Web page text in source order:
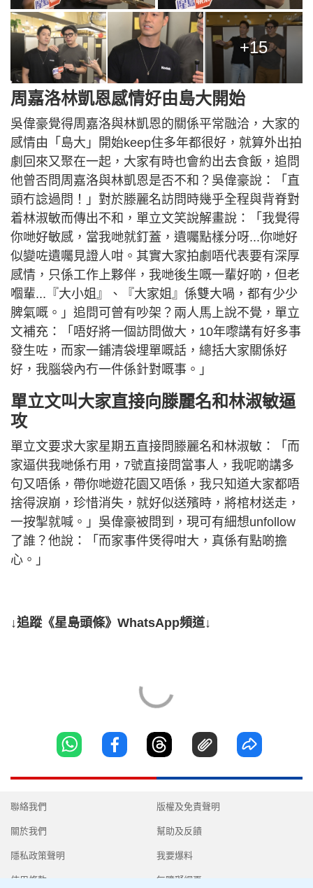
+15
周嘉洛林凱恩感情好由島大開始
吳偉豪覺得周嘉洛與林凱恩的關係平常融洽，大家的
感情由「島大」開始keep住多年都很好，就算外出拍
劇回來又聚在一起，大家有時也會約出去食飯，追問
他曾否問周嘉洛與林凱恩是否不和？吳偉豪說：「直
頭冇諗過問！」對於滕麗名訪問時幾乎全程與背脊對
着林淑敏而傳出不和，單立文笑說解畫說：「我覺得
你哋好敏感，當我哋就釘蓋，遺囑點樣分呀...你哋好
似變咗遺囑見證人咁。其實大家拍劇唔代表要有深厚
感情，只係工作上夥伴，我哋後生嘅一輩好啲，但老
嗰輩...『大小姐』、『大家姐』係雙大喎，都有少少
脾氣嘅。」追問可曾有吵架？兩人馬上說不覺，單立
文補充：「唔好將一個訪問做大，10年嚟講有好多事
發生咗，而家一鋪清袋埋單嘅話，總括大家關係好
好，我腦袋內冇一件係針對嘅事。」
單立文叫大家直接向滕麗名和林淑敏逼
攻
單立文要求大家星期五直接問滕麗名和林淑敏：「而
家逼供我哋係冇用，7號直接問當事人，我呢啲講多
句又唔係，帶你哋遊花園又唔係，我只知道大家都唔
捨得淚崩，珍惜消失，就好似送殯時，將棺材送走，
一按掣就喊。」吳偉豪被問到，現可有細想unfollow
了誰？他說：「而家事件煲得咁大，真係有點啲擔
心。」
↓追蹤《星島頭條》WhatsApp頻道↓
聯絡我們
關於我們
隱私政策聲明
使用條款
版權及免責聲明
幫助及反饋
我要爆料
無障礙網頁